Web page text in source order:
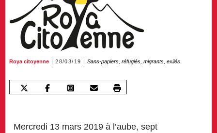
Roya citoyenne 28/03/19 Sans-papiers, réfugiés, migrants, exilés
Mercredi 13 mars 2019 à l’aube, sept